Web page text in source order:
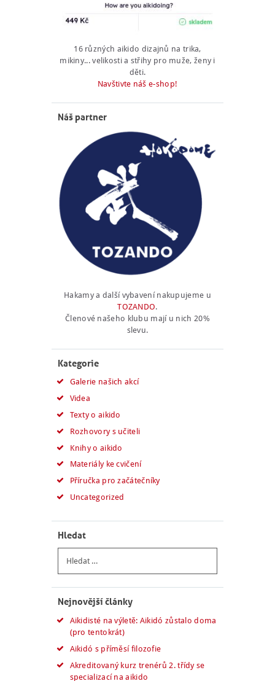
16 různých aikido dizajnů na trika,
mikiny... velikosti a střihy pro muže, ženy i
děti.
Navštivte náš e-shop!
Náš partner
Hakamy a další vybavení nakupujeme u
TOZANDO.
Členové našeho klubu mají u nich 20%
slevu.
Kategorie
Galerie našich akcí
Videa
Texty o aikido
Rozhovory s učiteli
Knihy o aikido
Materiály ke cvičení
Příručka pro začátečníky
Uncategorized
Hledat
Nejnovější články
Aikidisté na výletě: Aikidó zůstalo doma
(pro tentokrát)
Aikidó s příměsí filozofie
Akreditovaný kurz trenérů 2. třídy se
specializací na aikido